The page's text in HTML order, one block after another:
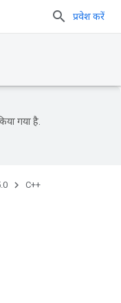
प्रवेश करें
गया है.
C++